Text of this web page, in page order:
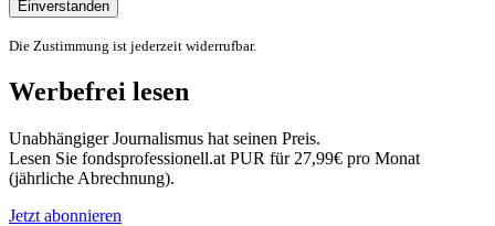
Einverstanden
Die Zustimmung ist jederzeit widerrufbar.
Werbefrei lesen
Unabhängiger Journalismus hat seinen Preis.
Lesen Sie fondsprofessionell.at PUR für 27,99€ pro Monat
(jährliche Abrechnung).
Jetzt abonnieren